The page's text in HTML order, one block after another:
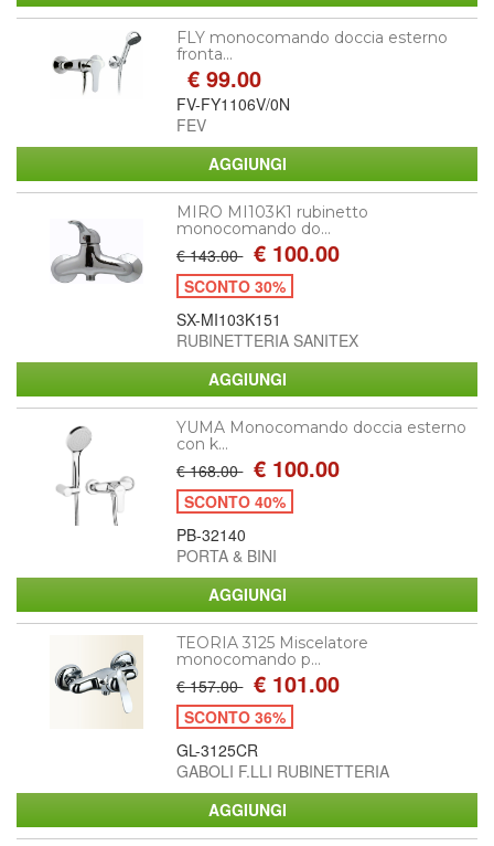
FLY monocomando doccia esterno
fronta...
€ 99.00
FV-FY1106V/0N
FEV
MIRO MI103K1 rubinetto
monocomando do...
€ 143.00 € 100.00
SCONTO 30%
SX-MI103K151
RUBINETTERIA SANITEX
YUMA Monocomando doccia esterno
con k...
€ 168.00 € 100.00
SCONTO 40%
PB-32140
PORTA & BINI
TEORIA 3125 Miscelatore
monocomando p...
€ 157.00 € 101.00
SCONTO 36%
GL-3125CR
GABOLI F.LLI RUBINETTERIA